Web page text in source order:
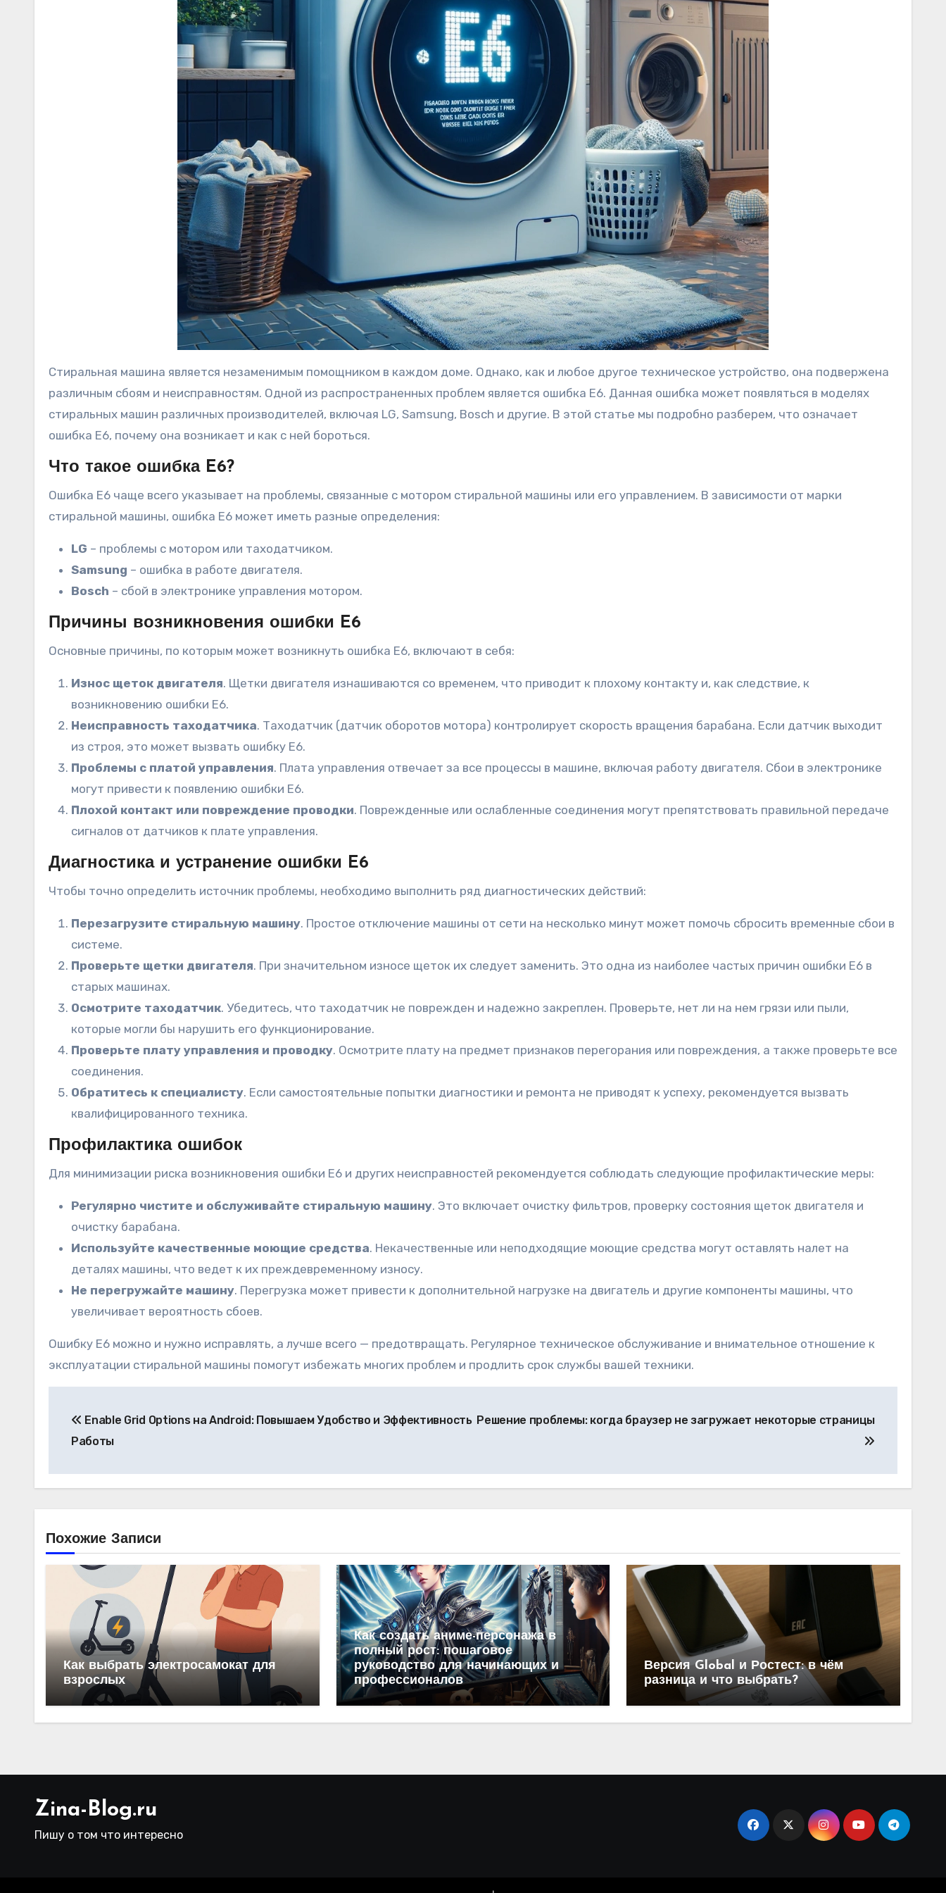
Стиральная машина является незаменимым помощником в каждом доме. Однако, как и любое другое техническое устройство, она подвержена
различным сбоям и неисправностям. Одной из распространенных проблем является ошибка E6. Данная ошибка может появляться в моделях
стиральных машин различных производителей, включая LG, Samsung, Bosch и другие. В этой статье мы подробно разберем, что означает
ошибка E6, почему она возникает и как с ней бороться.
Что такое ошибка E6?
Ошибка E6 чаще всего указывает на проблемы, связанные с мотором стиральной машины или его управлением. В зависимости от марки
стиральной машины, ошибка E6 может иметь разные определения:
LG – проблемы с мотором или таходатчиком.
Samsung – ошибка в работе двигателя.
Bosch – сбой в электронике управления мотором.
Причины возникновения ошибки E6
Основные причины, по которым может возникнуть ошибка E6, включают в себя:
Износ щеток двигателя. Щетки двигателя изнашиваются со временем, что приводит к плохому контакту и, как следствие, к
возникновению ошибки E6.
Неисправность таходатчика. Таходатчик (датчик оборотов мотора) контролирует скорость вращения барабана. Если датчик выходит
из строя, это может вызвать ошибку E6.
Проблемы с платой управления. Плата управления отвечает за все процессы в машине, включая работу двигателя. Сбои в электронике
могут привести к появлению ошибки E6.
Плохой контакт или повреждение проводки. Поврежденные или ослабленные соединения могут препятствовать правильной передаче
сигналов от датчиков к плате управления.
Диагностика и устранение ошибки E6
Чтобы точно определить источник проблемы, необходимо выполнить ряд диагностических действий:
Перезагрузите стиральную машину. Простое отключение машины от сети на несколько минут может помочь сбросить временные сбои в
системе.
Проверьте щетки двигателя. При значительном износе щеток их следует заменить. Это одна из наиболее частых причин ошибки E6 в
старых машинах.
Осмотрите таходатчик. Убедитесь, что таходатчик не поврежден и надежно закреплен. Проверьте, нет ли на нем грязи или пыли,
которые могли бы нарушить его функционирование.
Проверьте плату управления и проводку. Осмотрите плату на предмет признаков перегорания или повреждения, а также проверьте все
соединения.
Обратитесь к специалисту. Если самостоятельные попытки диагностики и ремонта не приводят к успеху, рекомендуется вызвать
квалифицированного техника.
Профилактика ошибок
Для минимизации риска возникновения ошибки E6 и других неисправностей рекомендуется соблюдать следующие профилактические меры:
Регулярно чистите и обслуживайте стиральную машину. Это включает очистку фильтров, проверку состояния щеток двигателя и
очистку барабана.
Используйте качественные моющие средства. Некачественные или неподходящие моющие средства могут оставлять налет на
деталях машины, что ведет к их преждевременному износу.
Не перегружайте машину. Перегрузка может привести к дополнительной нагрузке на двигатель и другие компоненты машины, что
увеличивает вероятность сбоев.
Ошибку E6 можно и нужно исправлять, а лучше всего — предотвращать. Регулярное техническое обслуживание и внимательное отношение к
эксплуатации стиральной машины помогут избежать многих проблем и продлить срок службы вашей техники.
по
Enable Grid Options на Android: Повышаем Удобство и Эффективность
Работы
Решение проблемы: когда браузер не загружает некоторые страницы
Похожие Записи
Как выбрать электросамокат для
взрослых
Как создать аниме-персонажа в
полный рост: пошаговое
руководство для начинающих и
профессионалов
Версия Global и Ростест: в чём
разница и что выбрать?
Zina-Blog.ru
Пишу о том что интересно